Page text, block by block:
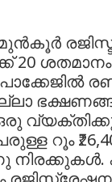
മുന്‍കൂര്‍
20
റൂം